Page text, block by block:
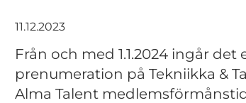
11.12.2023
Från och med 1.1.2024 ingår det
prenumeration på Tekniikka &
Alma Talent